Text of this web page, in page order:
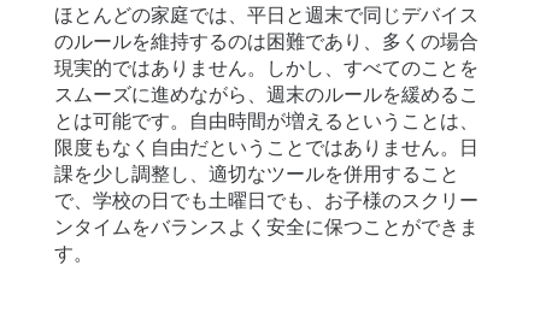
ログイン 登録
ほとんどの家庭では、平日と週末で同じデバイス
のルールを維持するのは困難であり、多くの場合
現実的ではありません。しかし、すべてのことを
スムーズに進めながら、週末のルールを緩めるこ
とは可能です。自由時間が増えるということは、
限度もなく自由だということではありません。日
課を少し調整し、適切なツールを併用すること
で、学校の日でも土曜日でも、お子様のスクリー
ンタイムをバランスよく安全に保つことができま
す。